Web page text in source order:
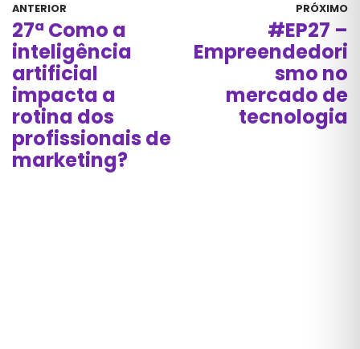
ANTERIOR
27ª Como a
inteligência
artificial
impacta a
rotina dos
profissionais de
marketing?
PRÓXIMO
#EP27 –
Empreendedori
smo no
mercado de
tecnologia